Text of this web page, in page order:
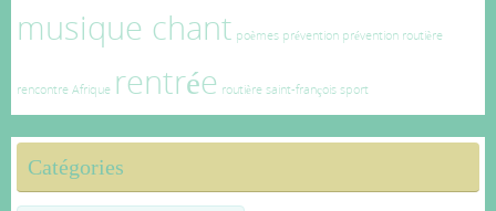
musique chant poèmes prévention prévention routière
rencontre Afrique rentrée routière saint-françois sport
Catégories